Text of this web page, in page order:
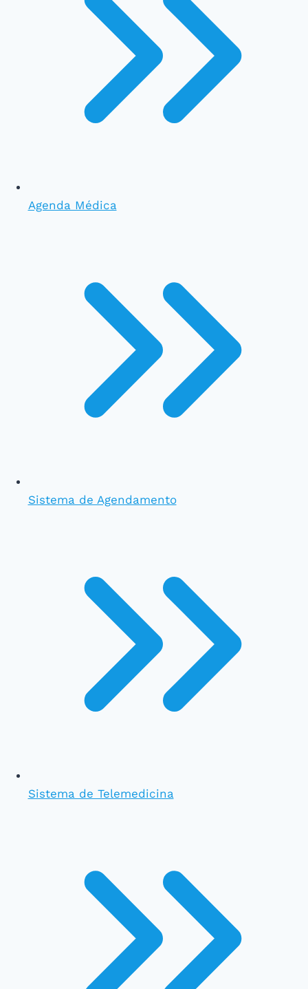
Agenda Médica
Sistema de Agendamento
Sistema de Telemedicina